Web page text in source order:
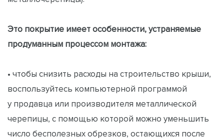
Это покрытие имеет особенности, устраняемые
продуманным процессом монтажа:
• чтобы снизить расходы на строительство крыши,
воспользуйтесь компьютерной программой
у продавца или производителя металлической
черепицы, с помощью которой можно уменьшить
число бесполезных обрезков, остающихся после